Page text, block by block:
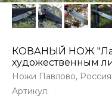
КОВАНЫЙ НОЖ
художественным
Ножи Павлово, Россия
Артикул: